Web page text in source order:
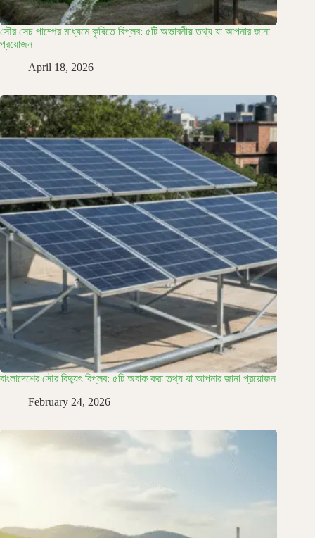
সৌর সেচ পাম্পের মাধ্যমে কৃষিতে বিপ্লব: ৫টি অভাবনীয় তথ্য যা আপনার জানা
প্রয়োজন
April 18, 2026
বাংলাদেশের সৌর বিদ্যুৎ বিপ্লব: ৫টি অবাক করা তথ্য যা আপনার জানা প্রয়োজন
February 24, 2026